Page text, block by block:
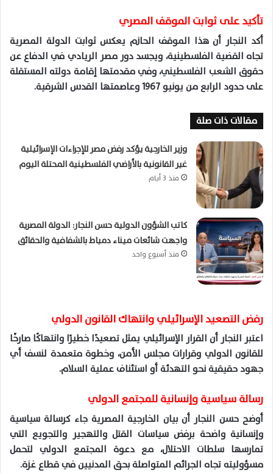
تأكيد على ثوابت الموقف المصري
أكد النجار أن هذا الموقف الحازم يعكس ثوابت الدولة المصرية
تجاه القضية الفلسطينية، ويجسد دور مصر الريادي في الدفاع عن
حقوق الشعب الفلسطيني، وفي مقدمتها إقامة دولته المستقلة
على حدود الرابع من يونيو 1967 وعاصمتها القدس الشرقية.
مقالات ذات صلة
وزير الخارجية يؤكد رفض مصر للإجراءات الإسرائيلية
غير القانونية بالأراضي الفلسطينية المحتلة اليوم
منذ 3 أيام
كاتب الشؤون الدولية حسن النجار: الدولة المصرية
واجهت شائعات ميناء دمياط بالشفافية والحقائق
منذ أسبوع واحد
رفض التصعيد الإسرائيلي وانتهاك القانون الدولي
اعتبر النجار أن القرار الإسرائيلي يمثل تصعيدًا خطيرًا وانتهاكًا صارخًا
للقانون الدولي وقرارات مجلس الأمن، وخطوة متعمدة لنسف أي
جهود حقيقية نحو التهدئة أو استئناف عملية السلام.
رسالة سياسية وإنسانية للمجتمع الدولي
أوضح حسن النجار أن بيان الخارجية المصرية جاء كرسالة سياسية
وإنسانية واضحة برفض سياسات القتل والتهجير والتجويع التي
تمارسها سلطات الاحتلال، مع دعوة المجتمع الدولي لتحمل
مسؤوليته تجاه الجرائم المتواصلة بحق المدنيين في قطاع غزة.